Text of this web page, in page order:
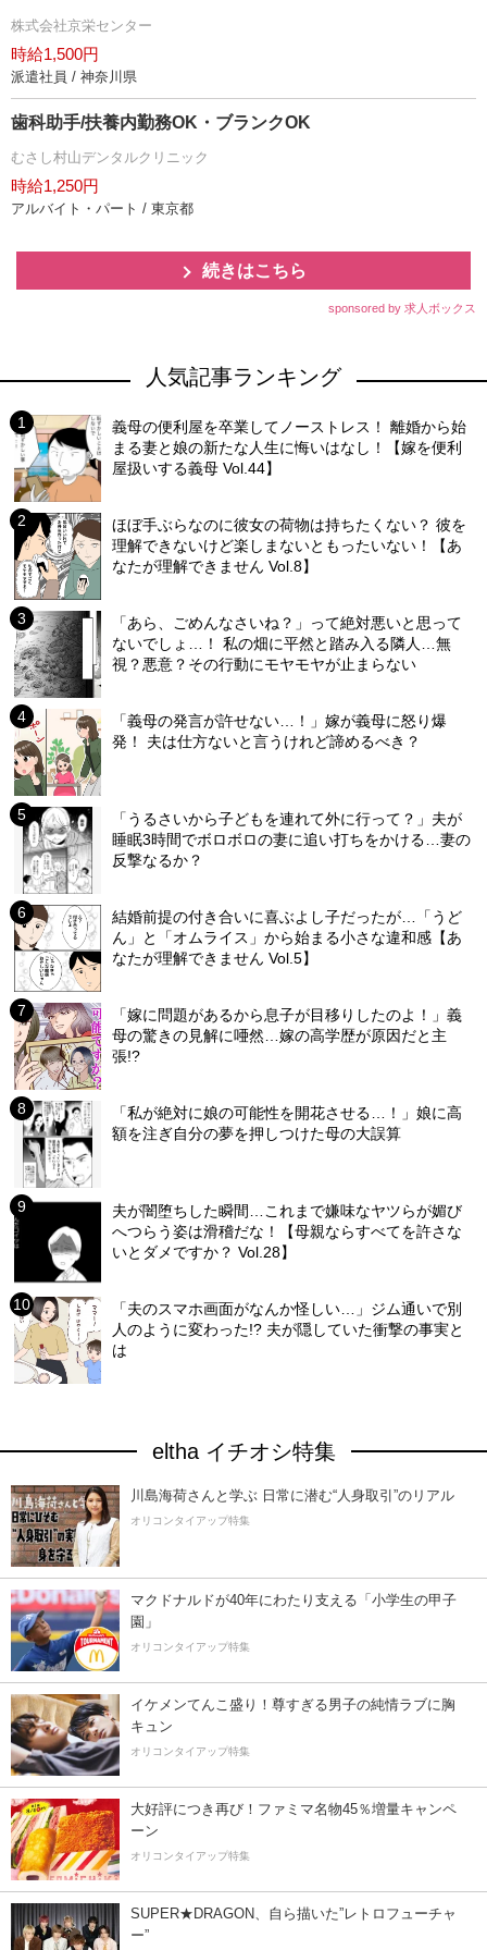
株式会社京栄センター
時給1,500円
派遣社員 / 神奈川県
歯科助手/扶養内勤務OK・ブランクOK
むさし村山デンタルクリニック
時給1,250円
アルバイト・パート / 東京都
続きはこちら
sponsored by 求人ボックス
人気記事ランキング
義母の便利屋を卒業してノーストレス！ 離婚から始
まる妻と娘の新たな人生に悔いはなし！【嫁を便利
屋扱いする義母 Vol.44】
ほぼ手ぶらなのに彼女の荷物は持ちたくない？ 彼を
理解できないけど楽しまないともったいない！【あ
なたが理解できません Vol.8】
「あら、ごめんなさいね？」って絶対悪いと思って
ないでしょ…！ 私の畑に平然と踏み入る隣人…無
視？悪意？その行動にモヤモヤが止まらない
「義母の発言が許せない…！」嫁が義母に怒り爆
発！ 夫は仕方ないと言うけれど諦めるべき？
「うるさいから子どもを連れて外に行って？」夫が
睡眠3時間でボロボロの妻に追い打ちをかける…妻の
反撃なるか？
結婚前提の付き合いに喜ぶよし子だったが…「うど
ん」と「オムライス」から始まる小さな違和感【あ
なたが理解できません Vol.5】
「嫁に問題があるから息子が目移りしたのよ！」義
母の驚きの見解に唖然…嫁の高学歴が原因だと主
張!?
「私が絶対に娘の可能性を開花させる…！」娘に高
額を注ぎ自分の夢を押しつけた母の大誤算
夫が闇堕ちした瞬間…これまで嫌味なヤツらが媚び
へつらう姿は滑稽だな！【母親ならすべてを許さな
いとダメですか？ Vol.28】
「夫のスマホ画面がなんか怪しい…」ジム通いで別
人のように変わった!? 夫が隠していた衝撃の事実と
は
eltha イチオシ特集
川島海荷さんと学ぶ 日常に潜む“人身取引”のリアル
オリコンタイアップ特集
マクドナルドが40年にわたり支える「小学生の甲子
園」
オリコンタイアップ特集
イケメンてんこ盛り！尊すぎる男子の純情ラブに胸
キュン
オリコンタイアップ特集
大好評につき再び！ファミマ名物45％増量キャンペ
ーン
オリコンタイアップ特集
SUPER★DRAGON、自ら描いた”レトロフューチャ
ー”